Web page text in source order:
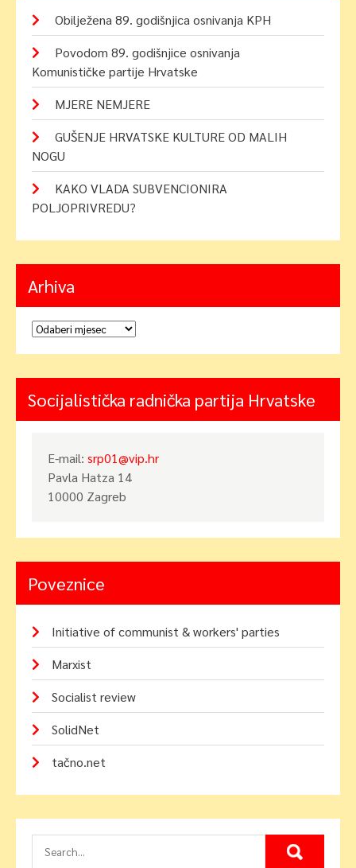
Obilježena 89. godišnjica osnivanja KPH
Povodom 89. godišnjice osnivanja
Komunističke partije Hrvatske
MJERE NEMJERE
GUŠENJE HRVATSKE KULTURE OD MALIH
NOGU
KAKO VLADA SUBVENCIONIRA
POLJOPRIVREDU?
Arhiva
Arhiva
Socijalistička radnička partija Hrvatske
E-mail: srp01@vip.hr
Pavla Hatza 14
10000 Zagreb
Poveznice
Initiative of communist & workers' parties
Marxist
Socialist review
SolidNet
tačno.net